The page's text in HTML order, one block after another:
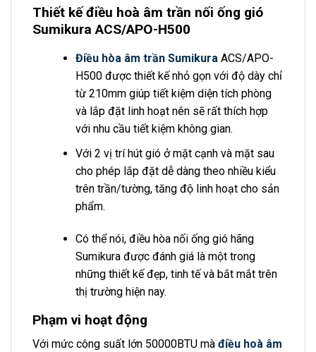
Thiết kế điều hoà âm trần nối ống gió
Sumikura ACS/APO-H500
Điều hòa âm trần SumikuraACS/APO-
H500 được thiết kế nhỏ gọn với độ dày chỉ
từ 210mm giúp tiết kiệm diện tích phòng
và lắp đặt linh hoạt nên sẽ rất thích hợp
với nhu cầu tiết kiệm không gian.
Với 2 vị trí hút gió ở mặt cạnh và mặt sau
cho phép lắp đặt dễ dàng theo nhiều kiểu
trên trần/tường, tăng độ linh hoạt cho sản
phẩm.
Có thể nói, điều hòa nối ống gió hãng
Sumikura được đánh giá là một trong
những thiết kế đẹp, tinh tế và bắt mắt trên
thị trường hiện nay.
Phạm vi hoạt động
Với mức công suất lớn 50000BTU mà điều hoà âm